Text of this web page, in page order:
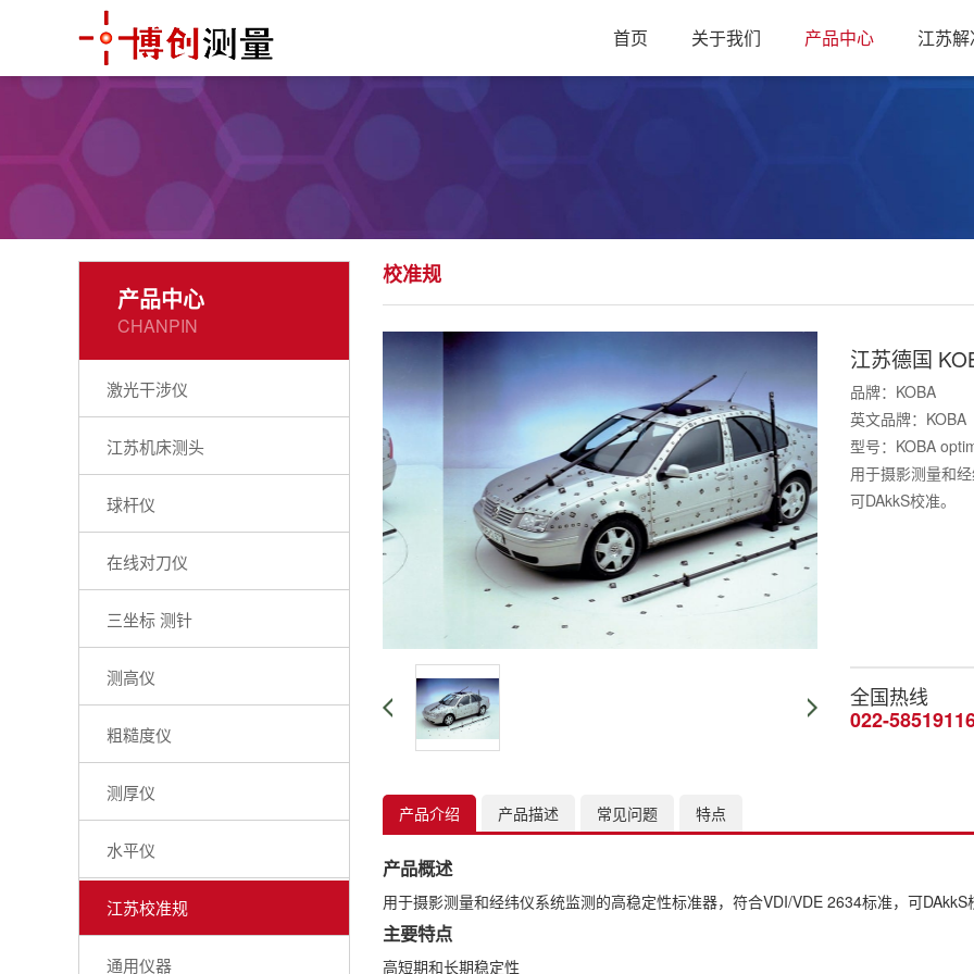
首页 关于我们 产品中心 江苏
产品中心
CHANPIN
激光干涉仪
江苏机床测头
球杆仪
在线对刀仪
三坐标 测针
测高仪
粗糙度仪
测厚仪
水平仪
江苏校准规
通用仪器
校准规
江苏德国
品牌：KOBA
英文品牌：KOBA
型号：KOBA
用于摄影测量和
可DAkkS校准。
全国热线
022-
产品介绍 产品描述 常见问题 特点
产品概述
用于摄影测量和经纬仪系统监测的高稳定性标准器，符合VDI/VDE 2634标准，可DAkkS
主要特点
高短期和长期稳定性